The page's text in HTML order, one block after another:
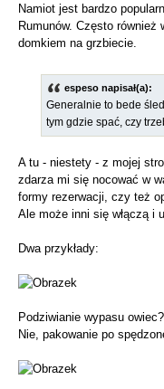
Namiot jest bardzo
Rumunów. Często również
domkiem na grzbiecie.
espeso napisał(a):
Generalnie to bede
tym gdzie spać, czy
A tu - niestety - z mojej
zdarza mi się nocować w
formy rezerwacji, czy też
Ale może inni się włączą i
Dwa przykłady:
Podziwianie wypasu
Nie, pakowanie po